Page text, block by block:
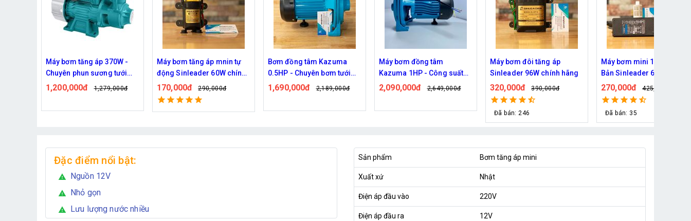
Máy bơm tăng áp mnin tự
động Sinleader 60W chính
hãng
170,000đ 290,000đ
Bơm đồng tâm Kazuma
0.5HP - Chuyên bơm tưới
vườn cây
1,690,000đ 2,189,000đ
Máy bơm đồng tâm
Kazuma 1HP - Công suất
cao
2,090,000đ 2,649,000đ
Máy bơm đôi tăng áp
Sinleader 96W chính hãng
320,000đ 390,000đ
Đã bán: 246
Máy bơm mini 12V Nhật
Bản Sinleader 60W trọn bộ
270,000đ 425,000đ
Đã bán: 35
Máy bơm tăng áp 220V
TA9798 Pro - Công suất
100W
590,000đ 750,000đ
Đã bán: 24
Đặc điểm nổi bật:
warning Nguồn 12V
warning Nhỏ gọn
warning Lưu lượng nước nhiều
Sản phẩm Bơm tăng áp mini
Xuất xứ Nhật
Điện áp đầu vào 220V
Điện áp đầu ra 12V